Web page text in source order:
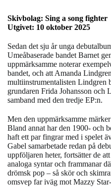
Skivbolag: Sing a song fighter
Utgivet: 10 oktober 2025
Sedan det sju år unga
Umeåbaserade bandet Barnet
uppmärksamme noterar
bandet, och att Amanda
multiinstrumentalisten Lindgren
grundaren Frida Johansson och
samband med den tredje EP:n.
Men den uppmärksamme
Bland annat har den 1900- och
haft ett par fingrar med i spelet
Gabel samarbetade redan på
uppföljaren heter, fortsätter de
analoga syntar och frammanar
drömsk pop – så skör och
omsvep far iväg mot Mazzy